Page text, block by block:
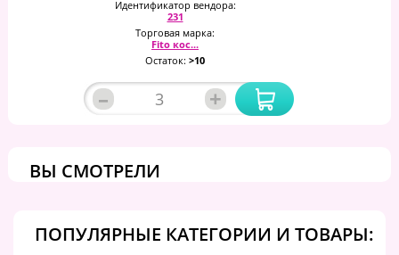
Идентификатор вендора:
231
Торговая марка:
Fito кос...
Остаток: >10
– +
ВЫ СМОТРЕЛИ
ПОПУЛЯРНЫЕ КАТЕГОРИИ И ТОВАРЫ: